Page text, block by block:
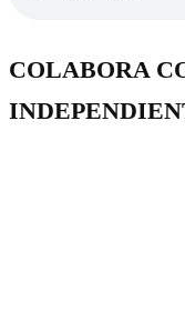
COLABORA